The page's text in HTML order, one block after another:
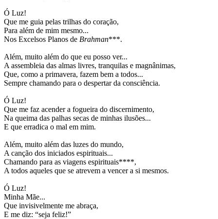
Ó Luz!
Que me guia pelas trilhas do coração,
Para além de mim mesmo...
Nos Excelsos Planos de Brahman***.
Além, muito além do que eu posso ver...
A assembleia das almas livres, tranquilas e magnânimas,
Que, como a primavera, fazem bem a todos...
Sempre chamando para o despertar da consciência.
Ó Luz!
Que me faz acender a fogueira do discernimento,
Na queima das palhas secas de minhas ilusões...
E que erradica o mal em mim.
Além, muito além das luzes do mundo,
A canção dos iniciados espirituais...
Chamando para as viagens espirituais****,
A todos aqueles que se atrevem a vencer a si mesmos.
Ó Luz!
Minha Mãe...
Que invisivelmente me abraça,
E me diz: “seja feliz!”